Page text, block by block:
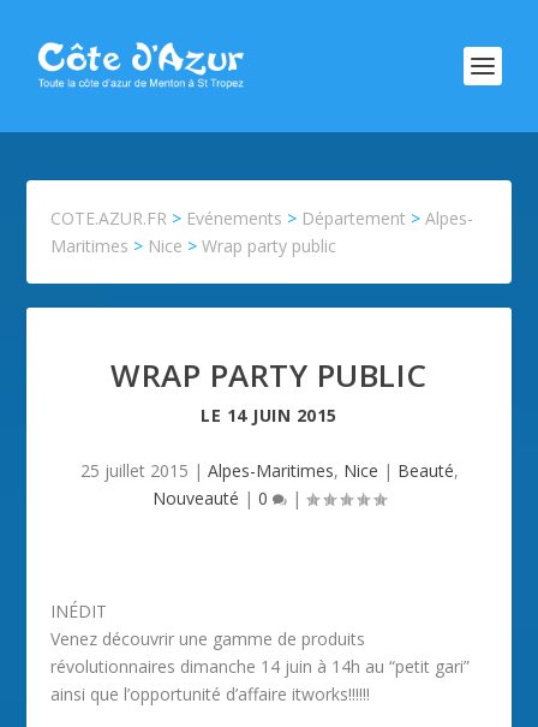
COTE.AZUR.FR > Evénements > Département >Alpes-
Maritimes > Nice >Wrap party public
WRAP PARTY PUBLIC
LE 14 JUIN 2015
25 juillet 2015 | Alpes-Maritimes, Nice | Beauté,
Nouveauté | 0 |
INÉDIT
Venez découvrir une gamme de produits
révolutionnaires dimanche 14 juin à 14h au “petit gari”
ainsi que l’opportunité d’affaire itworks!!!!!!